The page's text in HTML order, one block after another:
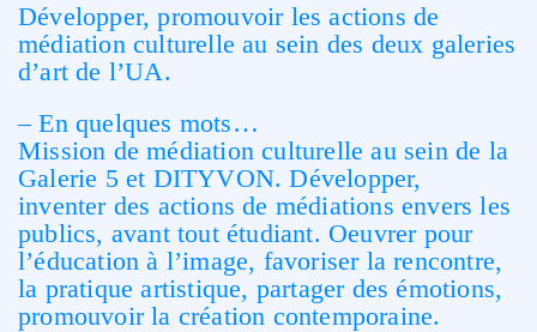
Développer, promouvoir les actions de
médiation culturelle au sein des deux galeries
d’art de l’UA.
– En quelques mots…
Mission de médiation culturelle au sein de la
Galerie 5 et DITYVON. Développer,
inventer des actions de médiations envers les
publics, avant tout étudiant. Oeuvrer pour
l’éducation à l’image, favoriser la rencontre,
la pratique artistique, partager des émotions,
promouvoir la création contemporaine.